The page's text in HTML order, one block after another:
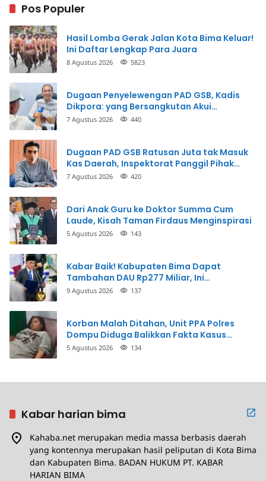
Pos Populer
Hasil Lomba Gerak Jalan Kota Bima Keluar!
Ini Daftar Lengkap Para Juara
8 Agustus 2026 5823
Dugaan Penyelewengan PAD GSB, Kadis
Dikpora: yang Bersangkutan Akui
Perbuatannya dan Siap Mengembalikan
7 Agustus 2026 440
Dugaan PAD GSB Ratusan Juta tak Masuk
Kas Daerah, Inspektorat Panggil Pihak
Terkait
7 Agustus 2026 420
Dari Anak Guru ke Doktor Summa Cum
Laude, Kisah Taman Firdaus Menginspirasi
5 Agustus 2026 143
Kabar Baik! Kabupaten Bima Dapat
Tambahan DAU Rp277 Miliar, Ini
Prioritasnya
9 Agustus 2026 137
Korban Malah Ditahan, Unit PPA Polres
Dompu Diduga Balikkan Fakta Kasus
Penganiayaan
5 Agustus 2026 134
Kabar harian bima
Kahaba.net merupakan media massa berbasis daerah
yang kontennya merupakan hasil peliputan di Kota Bima
dan Kabupaten Bima. BADAN HUKUM PT. KABAR
HARIAN BIMA